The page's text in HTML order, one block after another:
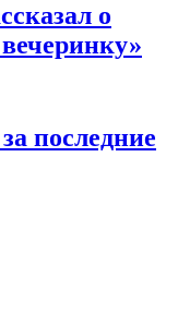
о
последние